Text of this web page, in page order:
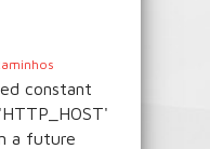
constant
a future